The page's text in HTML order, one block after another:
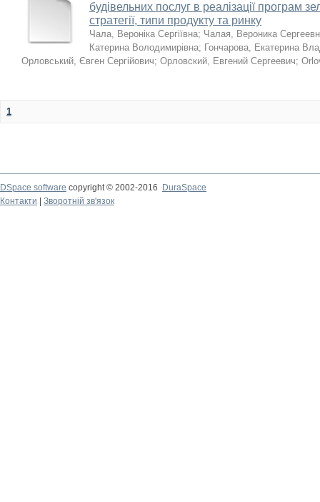
будівельних послуг в реалізації програм
стратегії, типи продукту та ринку
Чала, Вероніка Сергіївна; Чалая, Вероника
Катерина Володимирівна; Гончарова, Екатерина
Орловський, Євген Сергійович; Орловский, Евгений Сергеевич;
1
DSpace software copyright © 2002-2016
DuraSpace
Контакти
Зворотній зв'язок